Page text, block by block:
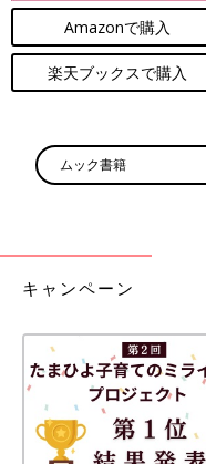
Amazonで購入
楽天ブックスで購入
ムック書籍
キャンペーン